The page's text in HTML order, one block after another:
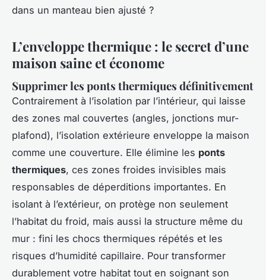
dans un manteau bien ajusté ?
L’enveloppe thermique : le secret d’une
maison saine et économe
Supprimer les ponts thermiques définitivement
Contrairement à l’isolation par l’intérieur, qui laisse
des zones mal couvertes (angles, jonctions mur-
plafond), l’isolation extérieure enveloppe la maison
comme une couverture. Elle élimine les ponts
thermiques, ces zones froides invisibles mais
responsables de déperditions importantes. En
isolant à l’extérieur, on protège non seulement
l’habitat du froid, mais aussi la structure même du
mur : fini les chocs thermiques répétés et les
risques d’humidité capillaire. Pour transformer
durablement votre habitat tout en soignant son